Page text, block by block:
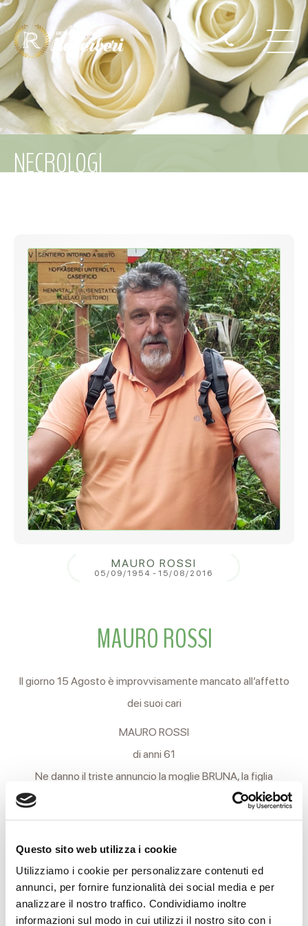
Questo sito web utilizza i cookie
Utilizziamo i cookie per personalizzare contenuti ed
annunci, per fornire funzionalità dei social media e per
analizzare il nostro traffico. Condividiamo inoltre
informazioni sul modo in cui utilizzi il nostro sito con i
NECROLOGI
MAURO ROSSI
05/09/1954 - 15/08/2016
MAURO ROSSI
Il giorno 15 Agosto è improvvisamente mancato all’affetto
dei suoi cari
MAURO ROSSI
di anni 61
Ne danno il triste annuncio la moglie BRUNA, la figlia
VALENTINA con PIER, la mamma MARIA, la sorella MONICA, i
cognati, le cognate, i nipoti e i parenti tutti.
I funerali si svolgeranno in forma strettamente privata.
Non fiori, ma eventuali offerte al GR.A.D.E.
Cavriago, 17 agosto 2016